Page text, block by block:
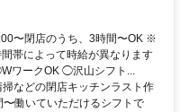
〜閉店のうち、3時間〜OK ※
帯によって時給が異なります
ワークOK ◯沢山シフト...
などの閉店キッチンラスト作
働いていただけるシフトで